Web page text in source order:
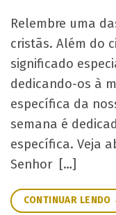
Relembre uma
cristãs. Além do
significado
dedicando-os à
específica da
semana é
específica. Veja
Senhor […]
CONTINUAR LENDO